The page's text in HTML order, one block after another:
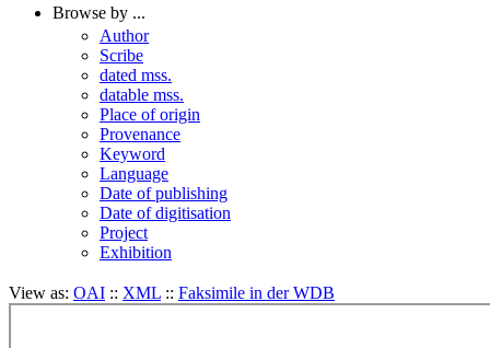
Browse by ...
Author
Scribe
dated mss.
datable mss.
Place of origin
Provenance
Keyword
Language
Date of publishing
Date of digitisation
Project
Exhibition
View as: OAI :: XML :: Faksimile in der WDB